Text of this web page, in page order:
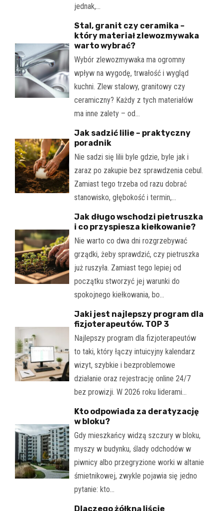
jednak,…
Stal, granit czy ceramika –
który materiał zlewozmywaka
warto wybrać?
Wybór zlewozmywaka ma ogromny
wpływ na wygodę, trwałość i wygląd
kuchni. Zlew stalowy, granitowy czy
ceramiczny? Każdy z tych materiałów
ma inne zalety – od…
Jak sadzić lilie – praktyczny
poradnik
Nie sadzi się lilii byle gdzie, byle jak i
zaraz po zakupie bez sprawdzenia cebul.
Zamiast tego trzeba od razu dobrać
stanowisko, głębokość i termin,…
Jak długo wschodzi pietruszka
i co przyspiesza kiełkowanie?
Nie warto co dwa dni rozgrzebywać
grządki, żeby sprawdzić, czy pietruszka
już ruszyła. Zamiast tego lepiej od
początku stworzyć jej warunki do
spokojnego kiełkowania, bo…
Jaki jest najlepszy program dla
fizjoterapeutów. TOP 3
Najlepszy program dla fizjoterapeutów
to taki, który łączy intuicyjny kalendarz
wizyt, szybkie i bezproblemowe
działanie oraz rejestrację online 24/7
bez prowizji. W 2026 roku liderami…
Kto odpowiada za deratyzację
w bloku?
Gdy mieszkańcy widzą szczury w bloku,
myszy w budynku, ślady odchodów w
piwnicy albo przegryzione worki w altanie
śmietnikowej, zwykle pojawia się jedno
pytanie: kto…
Dlaczego żółkną liście